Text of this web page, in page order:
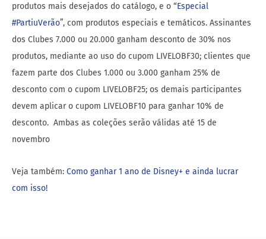
produtos mais desejados do catálogo, e o “Especial
#PartiuVerão”, com produtos especiais e temáticos. Assinantes
dos Clubes 7.000 ou 20.000 ganham desconto de 30% nos
produtos, mediante ao uso do cupom LIVELOBF30; clientes que
fazem parte dos Clubes 1.000 ou 3.000 ganham 25% de
desconto com o cupom LIVELOBF25; os demais participantes
devem aplicar o cupom LIVELOBF10 para ganhar 10% de
desconto. Ambas as coleções serão válidas até 15 de
novembro
Veja também: Como ganhar 1 ano de Disney+ e ainda lucrar
com isso!